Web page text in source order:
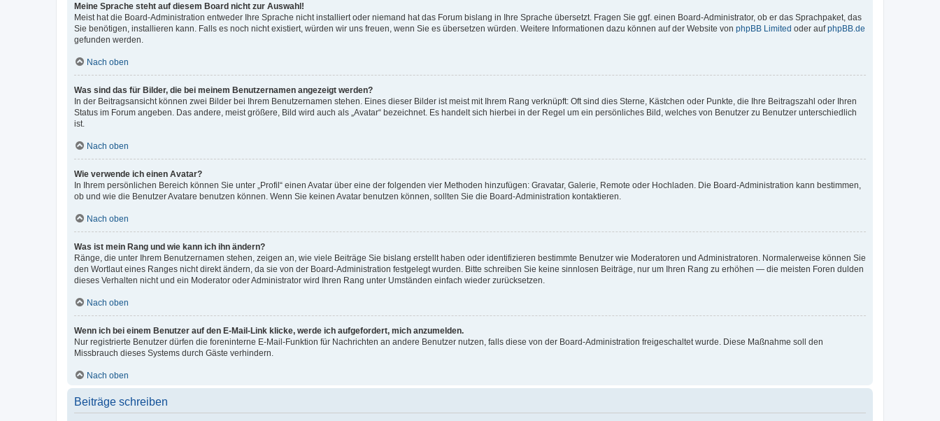
Meine Sprache steht auf diesem Board nicht zur Auswahl!
Meist hat die Board-Administration entweder Ihre Sprache nicht installiert oder niemand hat das Forum bislang in Ihre Sprache übersetzt. Fragen Sie ggf. einen Board-Administrator, ob er das Sprachpaket, das
Sie benötigen, installieren kann. Falls es noch nicht existiert, würden wir uns freuen, wenn Sie es übersetzen würden. Weitere Informationen dazu können auf der Website von phpBB Limited oder aufphpBB.de
gefunden werden.
Nach oben
Was sind das für Bilder, die bei meinem Benutzernamen angezeigt werden?
In der Beitragsansicht können zwei Bilder bei Ihrem Benutzernamen stehen. Eines dieser Bilder ist meist mit Ihrem Rang verknüpft: Oft sind dies Sterne, Kästchen oder Punkte, die Ihre Beitragszahl oder Ihren
Status im Forum angeben. Das andere, meist größere, Bild wird auch als „Avatar“ bezeichnet. Es handelt sich hierbei in der Regel um ein persönliches Bild, welches von Benutzer zu Benutzer unterschiedlich
ist.
Nach oben
Wie verwende ich einen Avatar?
In Ihrem persönlichen Bereich können Sie unter „Profil“ einen Avatar über eine der folgenden vier Methoden hinzufügen: Gravatar, Galerie, Remote oder Hochladen. Die Board-Administration kann bestimmen,
ob und wie die Benutzer Avatare benutzen können. Wenn Sie keinen Avatar benutzen können, sollten Sie die Board-Administration kontaktieren.
Nach oben
Was ist mein Rang und wie kann ich ihn ändern?
Ränge, die unter Ihrem Benutzernamen stehen, zeigen an, wie viele Beiträge Sie bislang erstellt haben oder identifizieren bestimmte Benutzer wie Moderatoren und Administratoren. Normalerweise können Sie
den Wortlaut eines Ranges nicht direkt ändern, da sie von der Board-Administration festgelegt wurden. Bitte schreiben Sie keine sinnlosen Beiträge, nur um Ihren Rang zu erhöhen — die meisten Foren dulden
dieses Verhalten nicht und ein Moderator oder Administrator wird Ihren Rang unter Umständen einfach wieder zurücksetzen.
Nach oben
Wenn ich bei einem Benutzer auf den E-Mail-Link klicke, werde ich aufgefordert, mich anzumelden.
Nur registrierte Benutzer dürfen die foreninterne E-Mail-Funktion für Nachrichten an andere Benutzer nutzen, falls diese von der Board-Administration freigeschaltet wurde. Diese Maßnahme soll den
Missbrauch dieses Systems durch Gäste verhindern.
Nach oben
Beiträge schreiben